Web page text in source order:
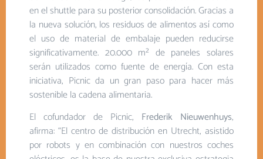
en el shuttle para su posterior consolidación. Gracias a
la nueva solución, los residuos de alimentos así como
el uso de material de embalaje pueden reducirse
significativamente. 20.000 m² de paneles solares
serán utilizados como fuente de energía. Con esta
iniciativa, Picnic da un gran paso para hacer más
sostenible la cadena alimentaria.
El cofundador de Picnic, Frederik Nieuwenhuys,
afirma: “El centro de distribución en Utrecht, asistido
por robots y en combinación con nuestros coches